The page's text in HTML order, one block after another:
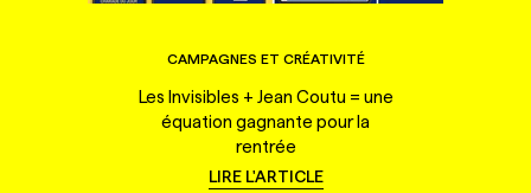
CAMPAGNES ET CRÉATIVITÉ
Les Invisibles + Jean Coutu = une
équation gagnante pour la
rentrée
LIRE L'ARTICLE